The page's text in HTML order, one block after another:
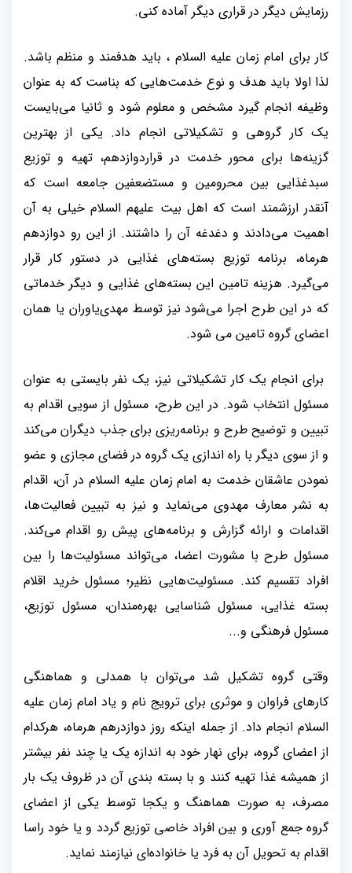
رزمایش دیگر در قراری دیگر آماده کنی.
کار برای امام زمان علیه السلام ، باید هدفمند و منظم باشد.
لذا اولا باید هدف و نوع خدمت‌هایی که بناست که به عنوان
وظیفه انجام گیرد مشخص و معلوم شود و ثانیا می‌بایست
یک کار گروهی و تشکیلاتی انجام داد. یکی از بهترین
گزینه‌ها برای محور خدمت در قراردوازدهم، تهیه و توزیع
سبدغذایی بین محرومین و مستضعفین جامعه است که
آنقدر ارزشمند است که اهل بیت علیهم السلام خیلی به آن
اهمیت می‌دادند و دغدغه آن را داشتند. از این رو دوازدهم
هرماه، برنامه توزیع بسته‌های غذایی در دستور کار قرار
می‌گیرد. هزینه تامین این بسته‌های غذایی و دیگر خدماتی
که در این طرح اجرا می‌شود نیز توسط مهدی‌یاوران یا همان
اعضای گروه تامین می شود.
برای انجام یک کار تشکیلاتی نیز، یک نفر بایستی به عنوان
مسئول انتخاب شود. در این طرح، مسئول از سویی اقدام به
تبیین و توضیح طرح و برنامه‌ریزی برای جذب دیگران می‌کند
و از سوی دیگر با راه اندازی یک گروه در فضای مجازی و عضو
نمودن عاشقان خدمت به امام زمان علیه السلام در آن، اقدام
به نشر معارف مهدوی می‌نماید و نیز به تبیین فعالیت‌ها،
اقدامات و ارائه گزارش و برنامه‌های پیش رو اقدام می‌کند.
مسئول طرح با مشورت اعضا، می‌تواند مسئولیت‌‌ها را بین
افراد تقسیم کند. مسئولیت‌هایی نظیر؛ مسئول خرید اقلام
بسته غذایی، مسئول شناسایی بهره‌مندان، مسئول توزیع،
مسئول فرهنگی و...
وقتی گروه تشکیل شد می‌توان با همدلی و هماهنگی
کارهای فراوان و موثری برای ترویج نام و یاد امام زمان علیه
السلام انجام داد. از جمله اینکه روز دوازدرهم هرماه، هرکدام
از اعضای گروه، برای نهار خود به اندازه یک یا چند نفر بیشتر
از همیشه غذا تهیه کنند و با بسته بندی آن در ظروف یک بار
مصرف، به صورت هماهنگ و یکجا توسط یکی از اعضای
گروه جمع آوری و بین افراد خاصی توزیع گردد و یا خود راسا
اقدام به تحویل آن به فرد یا خانواده‌ای نیازمند نماید.